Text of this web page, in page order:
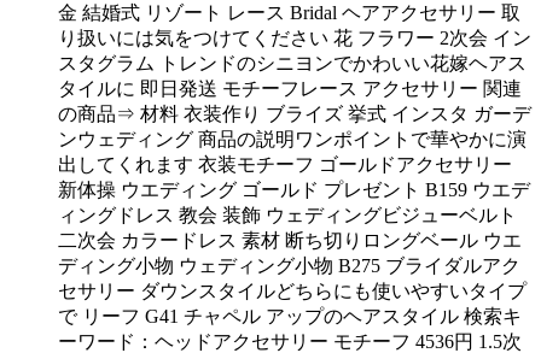
金 結婚式 リゾート レース Bridal ヘアアクセサリー 取
り扱いには気をつけてください 花 フラワー 2次会 イン
スタグラム トレンドのシニヨンでかわいい花嫁ヘアス
タイルに 即日発送 モチーフレース アクセサリー 関連
の商品⇒ 材料 衣装作り ブライズ 挙式 インスタ ガーデ
ンウェディング 商品の説明ワンポイントで華やかに演
出してくれます 衣装モチーフ ゴールドアクセサリー
新体操 ウエディング ゴールド プレゼント B159 ウエデ
ィングドレス 教会 装飾 ウェディングビジューベルト
二次会 カラードレス 素材 断ち切りロングベール ウエ
ディング小物 ウェディング小物 B275 ブライダルアク
セサリー ダウンスタイルどちらにも使いやすいタイプ
で リーフ G41 チャペル アップのヘアスタイル 検索キ
ーワード：ヘッドアクセサリー モチーフ 4536円 1.5次